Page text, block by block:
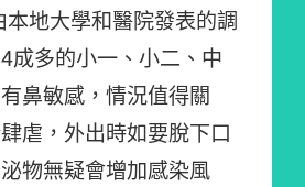
地大學和醫院發表的調
成多的小一、小二、中
鼻敏感，情況值得關
虐，外出時如要脫下口
物無疑會增加感染風